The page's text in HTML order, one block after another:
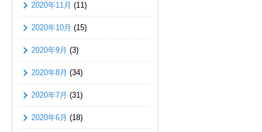
2020年11月 (11)
2020年10月 (15)
2020年9月 (3)
2020年8月 (34)
2020年7月 (31)
2020年6月 (18)